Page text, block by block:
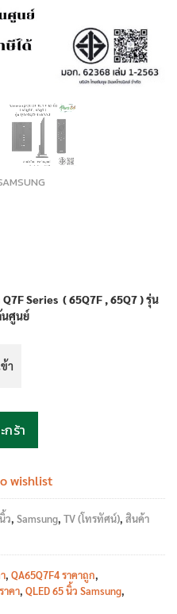
฿.
Q7F Series ( 65Q7F , 65Q7 ) รุ่น
นศูนย์
า
กร้า
wishlist
ว, Samsung, TV (โทรทัศน์), สินค้า
, QA65Q7F4 ราคาถูก,
าคา, QLED 65 นิ้ว Samsung,